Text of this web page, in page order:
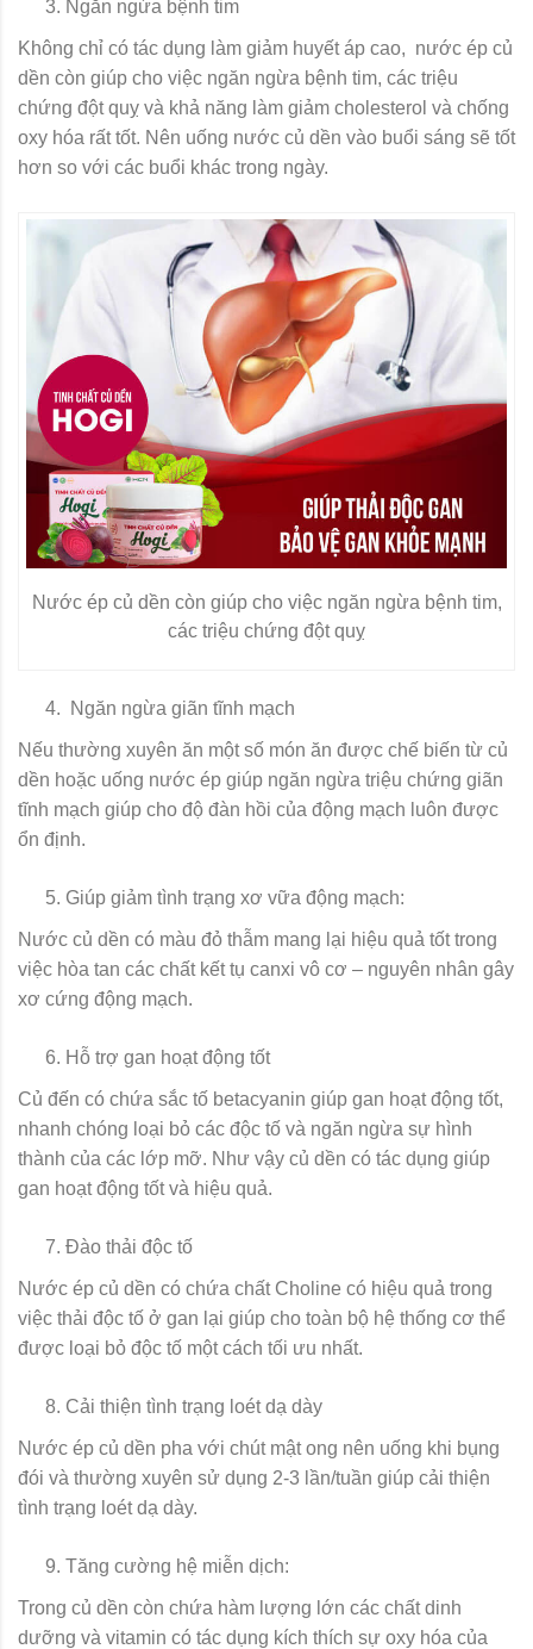
Ngăn ngừa bệnh tim
Không chỉ có tác dụng làm giảm huyết áp cao, nước ép củ
dền còn giúp cho việc ngăn ngừa bệnh tim, các triệu
chứng đột quỵ và khả năng làm giảm cholesterol và chống
oxy hóa rất tốt. Nên uống nước củ dền vào buổi sáng sẽ tốt
hơn so với các buổi khác trong ngày.
Nước ép củ dền còn giúp cho việc ngăn ngừa bệnh tim,
các triệu chứng đột quỵ
Ngăn ngừa giãn tĩnh mạch
Nếu thường xuyên ăn một số món ăn được chế biến từ củ
dền hoặc uống nước ép giúp ngăn ngừa triệu chứng giãn
tĩnh mạch giúp cho độ đàn hồi của động mạch luôn được
ổn định.
Giúp giảm tình trạng xơ vữa động mạch:
Nước củ dền có màu đỏ thẫm mang lại hiệu quả tốt trong
việc hòa tan các chất kết tụ canxi vô cơ – nguyên nhân gây
xơ cứng động mạch.
Hỗ trợ gan hoạt động tốt
Củ đến có chứa sắc tố betacyanin giúp gan hoạt động tốt,
nhanh chóng loại bỏ các độc tố và ngăn ngừa sự hình
thành của các lớp mỡ. Như vậy củ dền có tác dụng giúp
gan hoạt động tốt và hiệu quả.
Đào thải độc tố
Nước ép củ dền có chứa chất Choline có hiệu quả trong
việc thải độc tố ở gan lại giúp cho toàn bộ hệ thống cơ thể
được loại bỏ độc tố một cách tối ưu nhất.
Cải thiện tình trạng loét dạ dày
Nước ép củ dền pha với chút mật ong nên uống khi bụng
đói và thường xuyên sử dụng 2-3 lần/tuần giúp cải thiện
tình trạng loét dạ dày.
Tăng cường hệ miễn dịch:
Trong củ dền còn chứa hàm lượng lớn các chất dinh
dưỡng và vitamin có tác dụng kích thích sự oxy hóa của